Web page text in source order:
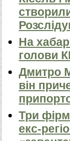
На
голови
Дмитро
він
Три
екс-